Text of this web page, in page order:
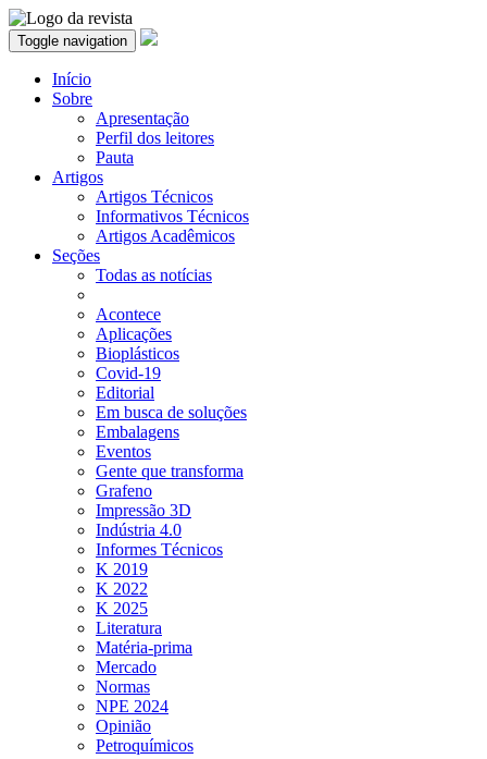
Toggle navigation
Início
Sobre
Apresentação
Perfil dos leitores
Pauta
Artigos
Artigos Técnicos
Informativos Técnicos
Artigos Acadêmicos
Seções
Todas as notícias
Acontece
Aplicações
Bioplásticos
Covid-19
Editorial
Em busca de soluções
Embalagens
Eventos
Gente que transforma
Grafeno
Impressão 3D
Indústria 4.0
Informes Técnicos
K 2019
K 2022
K 2025
Literatura
Matéria-prima
Mercado
Normas
NPE 2024
Opinião
Petroquímicos